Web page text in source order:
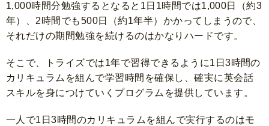
1,000時間分勉強するとなると1日1時間では1,000日（約3
年）、2時間でも500日（約1年半）かかってしまうので、
それだけの期間勉強を続けるのはかなりハードです。
そこで、トライズでは1年で習得できるように1日3時間の
カリキュラムを組んで学習時間を確保し、確実に英会話
スキルを身につけていくプログラムを提供しています。
一人で1日3時間のカリキュラムを組んで実行するのはモ